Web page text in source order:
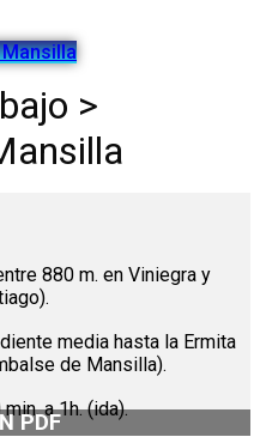
>
880 m. en Viniegra y
media hasta la Ermita
de Mansilla).
a 1h. (ida).
PDF